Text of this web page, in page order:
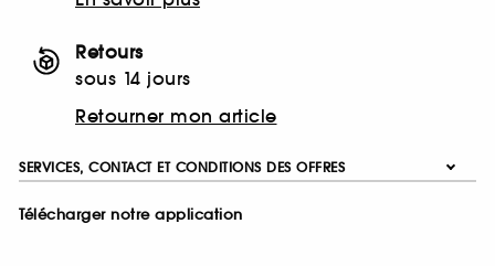
Retours
sous 14 jours
Retourner mon article
SERVICES, CONTACT ET CONDITIONS DES OFFRES
Télécharger notre application